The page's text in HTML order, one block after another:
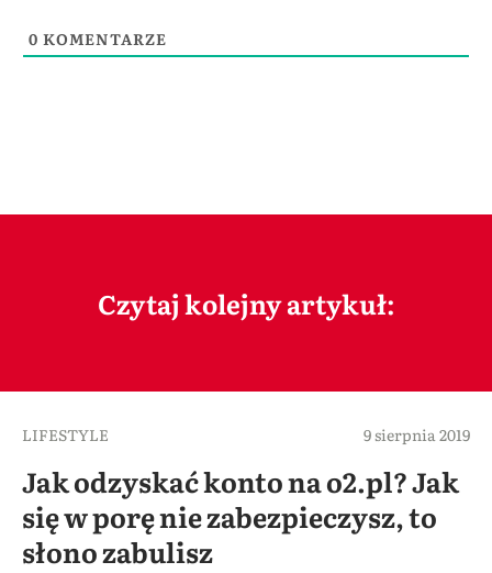
0 KOMENTARZE
Czytaj kolejny artykuł:
LIFESTYLE 9 sierpnia 2019
Jak odzyskać konto na o2.pl? Jak
się w porę nie zabezpieczysz, to
słono zabulisz